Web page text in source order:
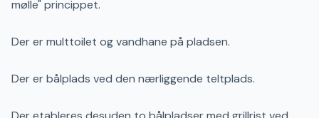
mølle" princippet.
Der er multtoilet og vandhane på pladsen.
Der er bålplads ved den nærliggende teltplads.